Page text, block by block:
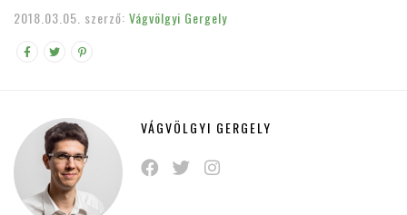
2018.03.05. szerző: Vágvölgyi Gergely
VÁGVÖLGYI GERGELY